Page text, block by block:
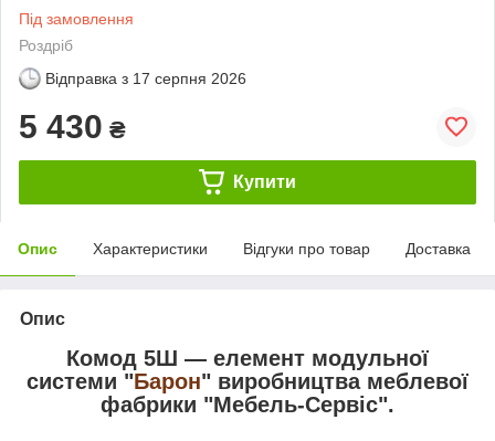
Під замовлення
Роздріб
Відправка з 17 серпня 2026
5 430 ₴
Купити
Опис Характеристики Відгуки про товар Доставка
Опис
Комод 5Ш — елемент модульної
системи "Барон" виробництва меблевої
фабрики "Мебель-Сервіс".